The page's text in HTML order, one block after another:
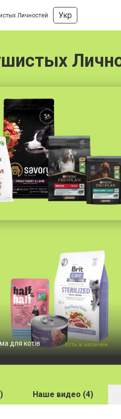
Личностей Укр
для котів Есть в наличии
Наше видео (4)